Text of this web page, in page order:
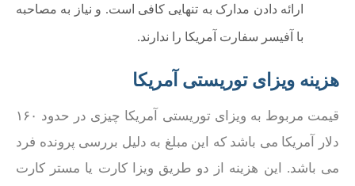
ارائه دادن مدارک به تنهایی کافی است. و نیاز به مصاحبه
با آفیسر سفارت آمریکا را ندارند.
هزینه ویزای توریستی آمریکا
قیمت مربوط به ویزای توریستی آمریکا چیزی در حدود ۱۶۰
دلار آمریکا می باشد که این مبلغ به دلیل بررسی پرونده فرد
می باشد. این هزینه از دو طریق ویزا کارت یا مستر کارت